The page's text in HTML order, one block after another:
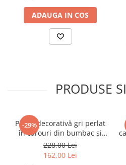
ADAUGA IN COS
PRODUSE
-29%
Pernă decorativă gri perlat
în carouri din bumbac și
stofă 50 x 70 cm
228,00 Lei
162,00 Lei